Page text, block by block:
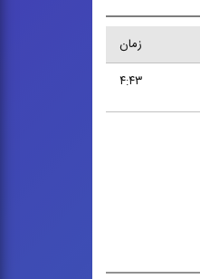
زمان
۴:۴۳